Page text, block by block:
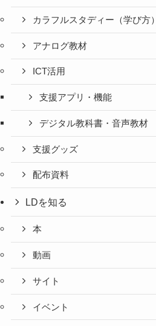
カラフルスタディー（学び方）
アナログ教材
ICT活用
支援アプリ・機能
デジタル教科書・音声教材
支援グッズ
配布資料
LDを知る
本
動画
サイト
イベント